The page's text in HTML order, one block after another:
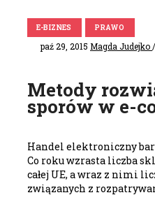
E-BIZNES PRAWO
paź 29, 2015 Magda Judejko
Metody
sporów w e-
Handel elektroniczny
Co roku wzrasta liczba
całej UE, a wraz z nimi
związanych z